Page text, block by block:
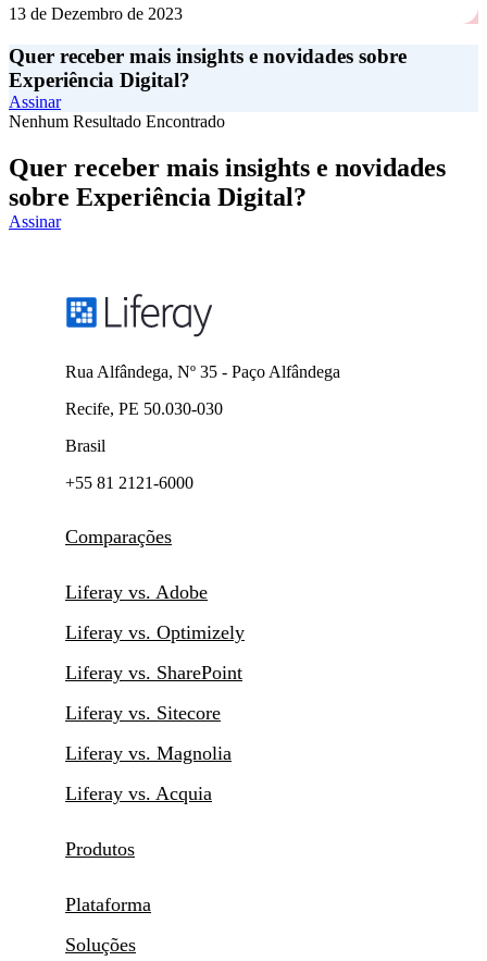
13 de Dezembro de 2023
Quer receber mais insights e novidades sobre
Experiência Digital?
Assinar
Nenhum Resultado Encontrado
Quer receber mais insights e novidades
sobre Experiência Digital?
Assinar
Rua Alfândega, Nº 35 - Paço Alfândega
Recife, PE 50.030-030
Brasil
+55 81 2121-6000
Comparações
Liferay vs. Adobe
Liferay vs. Optimizely
Liferay vs. SharePoint
Liferay vs. Sitecore
Liferay vs. Magnolia
Liferay vs. Acquia
Produtos
Plataforma
Soluções